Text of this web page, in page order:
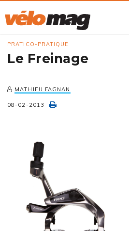
PRATICO-PRATIQUE
Le Freinage
MATHIEU FAGNAN
08-02-2013